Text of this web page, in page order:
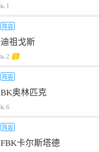
1
阵容
迪祖戈斯
2 2
阵容
BK奥林匹克
6
阵容
FBK卡尔斯塔德